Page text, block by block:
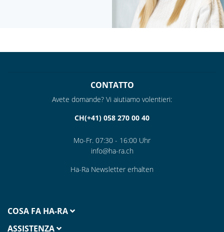
CONTATTO
Avete domande? Vi aiutiamo volentieri:
CH(+41) 058 270 00 40
Mo-Fr. 07:30 - 16:00 Uhr
info@ha-ra.ch
Ha-Ra Newsletter erhalten
COSA FA HA-RA
ASSISTENZA